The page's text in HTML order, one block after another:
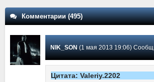
Комментарии (495)
NIK_SON(1 мая 2013 19:06) Сообщение #64
Цитата: Valeriy.2202